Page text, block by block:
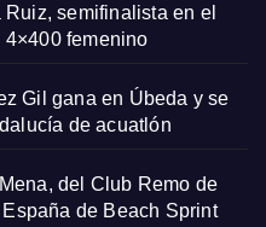
semifinalista en el
femenino
Gil gana en Úbeda y se
de acuatlón
del Club Remo de
de Beach Sprint